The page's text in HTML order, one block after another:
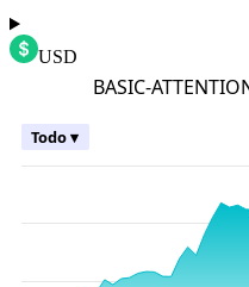
USD
BASIC-
Todo ▾